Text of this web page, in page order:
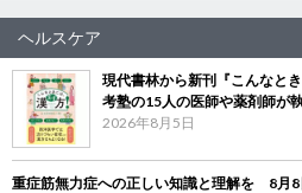
ヘルスケア
現代書林から新刊『こんなと
考塾の15人の医師や薬剤師が
2026年8月5日
重症筋無力症への正しい知識と理解を 8月